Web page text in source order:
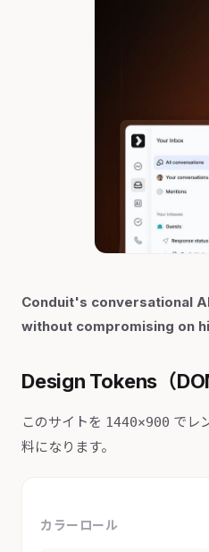
Conduit's conversational
without compromising on
Design Tokens（
このサイトを 1440×900 でレ
料になります。
カラーロール